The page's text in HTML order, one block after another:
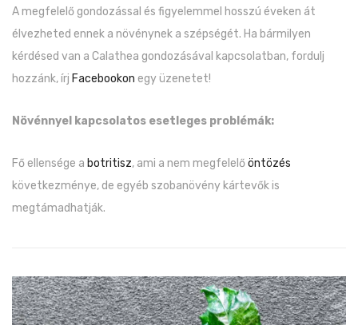
A megfelelő gondozással és figyelemmel hosszú éveken át
élvezheted ennek a növénynek a szépségét. Ha bármilyen
kérdésed van a Calathea gondozásával kapcsolatban, fordulj
hozzánk, írj Facebookon egy üzenetet!
Növénnyel kapcsolatos esetleges problémák:
Fő ellensége a botritisz, ami a nem megfelelőöntözés
következménye, de egyéb szobanövény kártevők is
megtámadhatják.